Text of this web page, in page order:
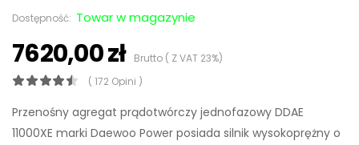
Dostępność: Towar w magazynie
7620,00 złBrutto ( Z VAT 23%)
( 172 Opini )
Przenośny agregat prądotwórczy jednofazowy DDAE
11000XE marki Daewoo Power posiada silnik wysokoprężny o